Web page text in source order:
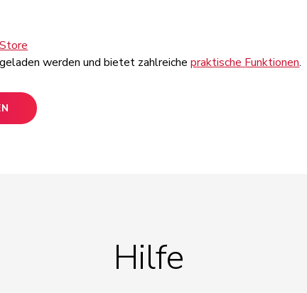
Store
werden und bietet zahlreiche praktische Funktionen.
Hilfe